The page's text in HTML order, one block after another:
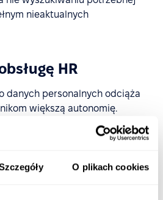
O plikach cookies
nieaktualnych
HR
danych personalnych odciąża
większą autonomię.